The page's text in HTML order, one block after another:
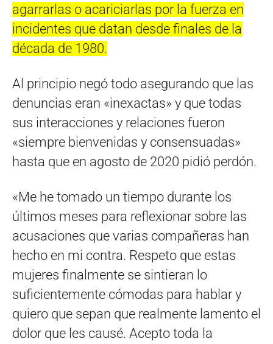
agarrarlas o acariciarlas por la fuerza en
incidentes que datan desde finales de la
década de 1980.
Al principio negó todo asegurando que las
denuncias eran «inexactas» y que todas
sus interacciones y relaciones fueron
«siempre bienvenidas y consensuadas»
hasta que en agosto de 2020 pidió perdón.
«Me he tomado un tiempo durante los
últimos meses para reflexionar sobre las
acusaciones que varias compañeras han
hecho en mi contra. Respeto que estas
mujeres finalmente se sintieran lo
suficientemente cómodas para hablar y
quiero que sepan que realmente lamento el
dolor que les causé. Acepto toda la